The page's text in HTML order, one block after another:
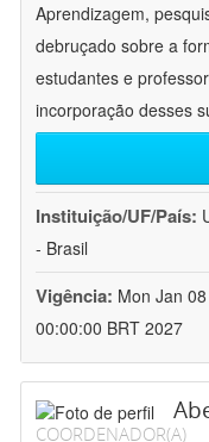
Aprendizagem,
debruçado sobre a
estudantes e
incorporação desses
Instituição/UF/País:
- Brasil
Vigência: Mon Jan
00:00:00 BRT 2027
COORDENADOR(A)